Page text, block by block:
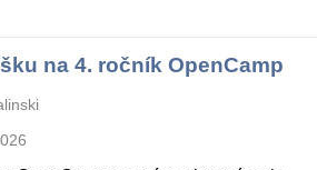
na 4. ročník OpenCamp